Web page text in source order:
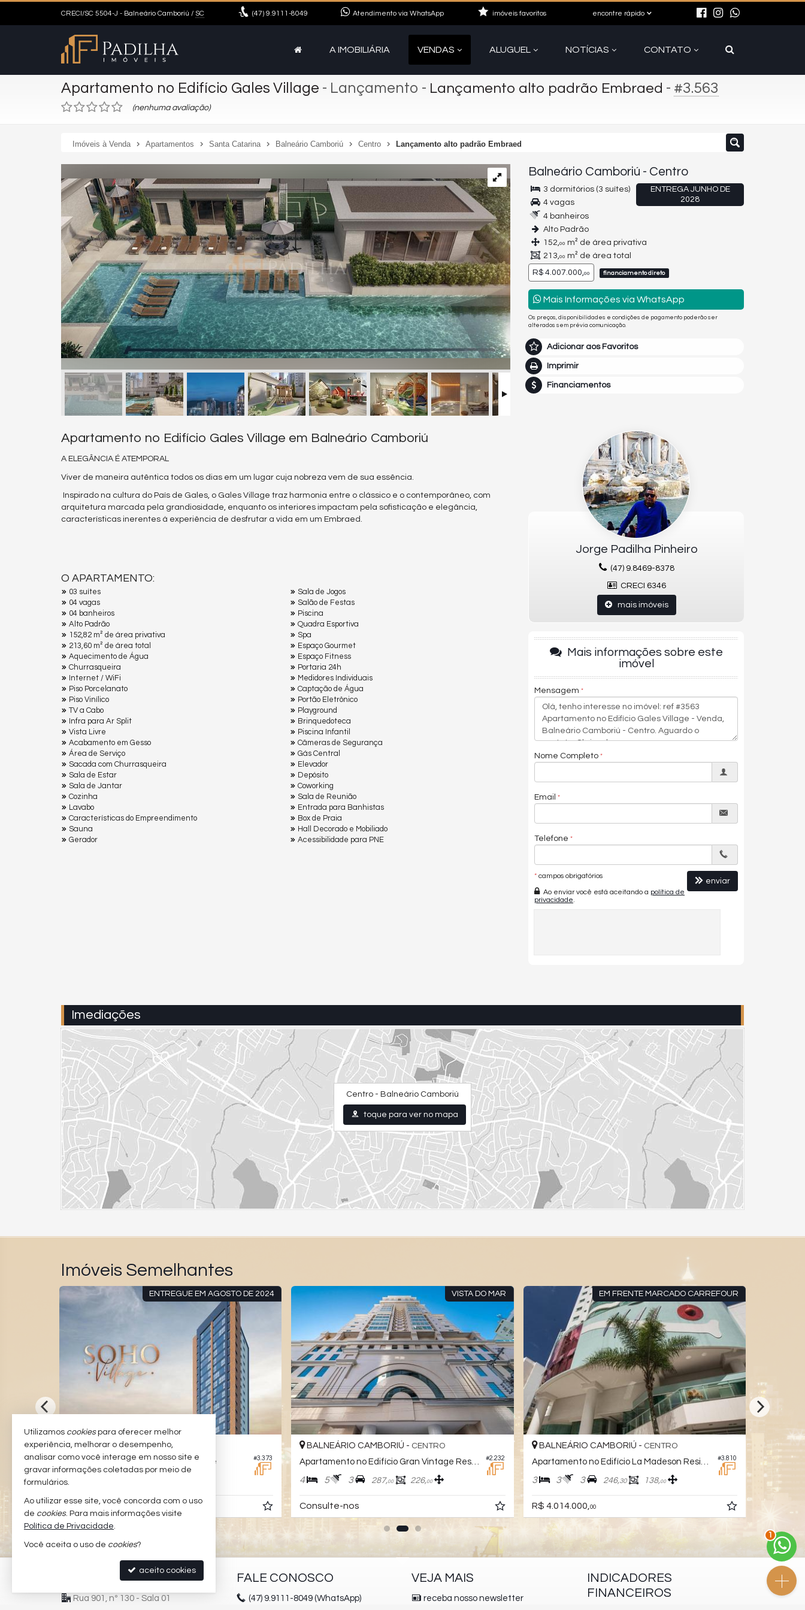
CRECI/SC 5504-J - Balneário Camboriú / SC (47) 9.9111-8049 Atendimento via WhatsApp encontre rápido
imóveis favoritos
A IMOBILIÁRIA VENDAS ALUGUEL NOTÍCIAS CONTATO
Apartamento no Edifício Gales Village - Lançamento - Lançamento alto padrão Embraed - #3.563
(nenhuma avaliação)
Imóveis à Venda Apartamentos Santa Catarina Balneário Camboriú Centro Lançamento alto padrão Embraed
Balneário Camboriú - Centro
ENTREGA JUNHO DE
2028
3 dormitórios (3 suítes)
4 vagas
4 banheiros
Alto Padrão
152,00 m² de área privativa
213,00 m² de área total
R$ 4.007.000,00 financiamento direto
Mais Informações via WhatsApp
Os preços, disponibilidades e condições de pagamento poderão ser
alterados sem prévia comunicação.
Adicionar aos Favoritos
Imprimir
Financiamentos
Apartamento no Edifício Gales Village em Balneário Camboriú
A ELEGÂNCIA É ATEMPORAL
Viver de maneira autêntica todos os dias em um lugar cuja nobreza vem de sua essência.
Inspirado na cultura do País de Gales, o Gales Village traz harmonia entre o clássico e o contemporâneo, com
arquitetura marcada pela grandiosidade, enquanto os interiores impactam pela sofisticação e elegância,
características inerentes à experiência de desfrutar a vida em um Embraed.
O APARTAMENTO:
03 suítes
04 vagas
04 banheiros
Alto Padrão
152,82 m² de área privativa
213,60 m² de área total
Aquecimento de Água
Churrasqueira
Internet / WiFi
Piso Porcelanato
Piso Vinílico
TV a Cabo
Infra para Ar Split
Vista Livre
Acabamento em Gesso
Área de Serviço
Sacada com Churrasqueira
Sala de Estar
Sala de Jantar
Cozinha
Lavabo
Características do Empreendimento
Sauna
Gerador
Sala de Jogos
Salão de Festas
Piscina
Quadra Esportiva
Spa
Espaço Gourmet
Espaço Fitness
Portaria 24h
Medidores Individuais
Captação de Água
Portão Eletrônico
Playground
Brinquedoteca
Piscina Infantil
Câmeras de Segurança
Gás Central
Elevador
Depósito
Coworking
Sala de Reunião
Entrada para Banhistas
Box de Praia
Hall Decorado e Mobiliado
Acessibilidade para PNE
Jorge Padilha Pinheiro
(47) 9.8469-8378
CRECI 6346
mais imóveis
Mais informações sobre este
imóvel
Mensagem
Nome Completo
Email
Telefone
* campos obrigatórios
Ao enviar você está aceitando a política de
privacidade
enviar
Imediações
Centro - Balneário Camboriú
toque para ver no mapa
Imóveis Semelhantes
#3.246
ENTREGUE EM AGOSTO DE 2024
#3.373
BALNEÁRIO CAMBORIÚ -
Apartamento no Edifício Soho Village
Consulte-nos
VISTA DO MAR
#2.232
BALNEÁRIO CAMBORIÚ - CENTRO
4 5 3 287,00 226,00
Consulte-nos
EM FRENTE MARCADO CARREFOUR
#3.810
BALNEÁRIO CAMBORIÚ - CENTRO
3 3 3 246,30 138,00
R$ 4.014.000, 00
4
PADILHA IMÓVEIS
Rua 901, nº 130 - Sala 01
FALE CONOSCO
(47)9.9111-8049 (WhatsApp)
VEJA MAIS
receba nosso newsletter
INDICADORES
FINANCEIROS
Utilizamos cookiespara oferecer melhor
experiência, melhorar o desempenho,
analisar como você interage em nosso site e
gravar informações coletadas por meio de
formulários.
Ao utilizar esse site, você concorda com o uso
de cookies. Para mais informações visite
Política de Privacidade.
Você aceita o uso de cookies?
aceito cookies